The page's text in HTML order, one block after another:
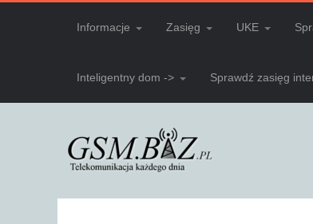
Informacje Zasięg UKE
Inteligentny dom -> Sprawdź zasięg